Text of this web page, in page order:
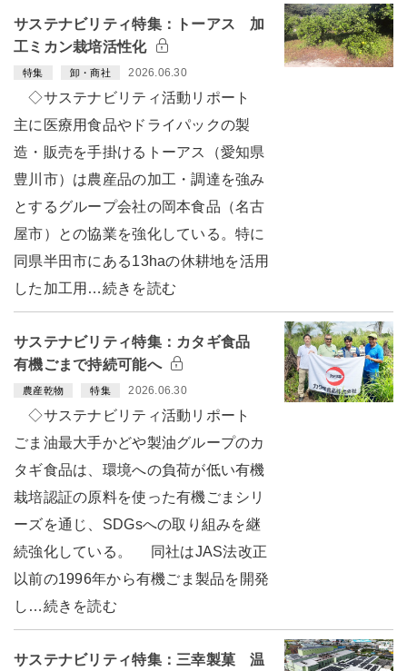
サステナビリティ特集：トーアス 加
工ミカン栽培活性化
特集 卸・商社 2026.06.30
◇サステナビリティ活動リポート
主に医療用食品やドライパックの製
造・販売を手掛けるトーアス（愛知県
豊川市）は農産品の加工・調達を強み
とするグループ会社の岡本食品（名古
屋市）との協業を強化している。特に
同県半田市にある13haの休耕地を活用
した加工用…続きを読む
サステナビリティ特集：カタギ食品
有機ごまで持続可能へ
農産乾物 特集 2026.06.30
◇サステナビリティ活動リポート
ごま油最大手かどや製油グループのカ
タギ食品は、環境への負荷が低い有機
栽培認証の原料を使った有機ごまシリ
ーズを通じ、SDGsへの取り組みを継
続強化している。 同社はJAS法改正
以前の1996年から有機ごま製品を開発
し…続きを読む
サステナビリティ特集：三幸製菓 温